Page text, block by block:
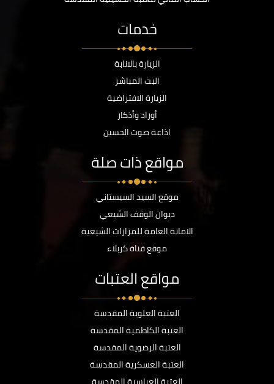
خدمات
الزيارة بالانابة
البث المباشر
الزيارة الافتراضية
أوراد وأذكار
اذاعة صوت الحسين
مواقع ذات صلة
موقع السيد السيستاني
ديوان الوقف الشيعي
الامانة العامة للمزارات الشيعية
موقع قناة كربلاء
مواقع العتبات
العتبة العلوية المقدسة
العتبة الكاظمية المقدسة
العتبة الرضوية المقدسة
العتبة العسكرية المقدسة